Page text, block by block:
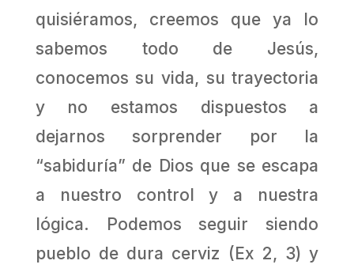
quisiéramos, creemos que ya lo
sabemos todo de Jesús,
conocemos su vida, su trayectoria
y no estamos dispuestos a
dejarnos sorprender por la
“sabiduría” de Dios que se escapa
a nuestro control y a nuestra
lógica. Podemos seguir siendo
pueblo de dura cerviz (Ex 2, 3) y